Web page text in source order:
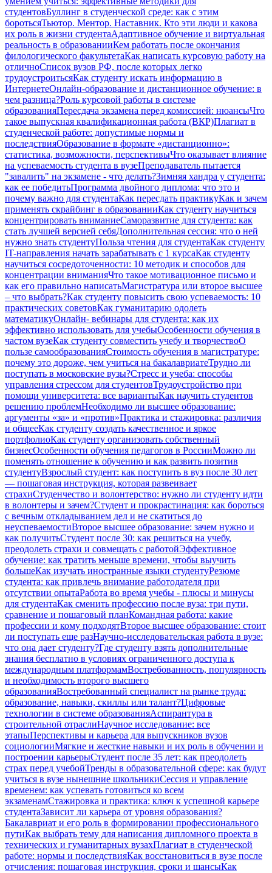
студентовБуллинг в студенческой среде: как с этим
боротьсяТьютор. Ментор. Наставник. Кто эти люди и какова
их роль в жизни студентаАдаптивное обучение и виртуальная
реальность в образованииКем работать после окончания
филологического факультетаКак написать курсовую работу на
отличноСписок вузов РФ, после которых легко
трудоустроитьсяКак студенту искать информацию в
ИнтернетеОнлайн-образование и дистанционное обучение: в
чем разница?Роль курсовой работы в системе
образованияПересдача экзамена перед комиссией: нюансыЧто
такое выпускная квалификационная работа (ВКР)Плагиат в
студенческой работе: допустимые нормы и
последствияОбразование в формате «дистанционно»:
статистика, возможности, перспективыЧто оказывает влияние
на успеваемость студента в вузеПреподаватель пытается
"завалить" на экзамене - что делать?Зимняя хандра у студента:
как ее победитьПрограмма двойного диплома: что это и
почему важно для студентаКак пересдать практикуКак и зачем
применять скрайбинг в образованииКак студенту научиться
концентрировать вниманиеСаморазвитие для студента: как
стать лучшей версией себяДополнительная сессия: что о ней
нужно знать студентуПольза чтения для студентаКак студенту
IT-направления начать зарабатывать с 1 курсаКак студенту
научиться сосредоточенности: 10 методик и способов для
концентрации вниманияЧто такое мотивационное письмо и
как его правильно написатьМагистратура или второе высшее
– что выбрать?Как студенту повысить свою успеваемость: 10
практических советовКак гуманитарию одолеть
математикуОнлайн- вебинары для студента: как их
эффективно использовать для учебыОсобенности обучения в
частом вузеКак студенту совместить учебу и творчествоО
пользе самообразованияСтоимость обучения в магистратуре:
почему это дороже, чем учиться на бакалавриатеТрудно ли
поступать в московские вузы?Стресс и учеба: способы
управления стрессом для студентовТрудоустройство при
помощи университета: все вариантыКак научить студентов
решению проблемНеобходимо ли высшее образование:
аргументы «за» и «против»Практика и стажировка: различия
и общееКак студенту создать качественное и яркое
портфолиоКак студенту организовать собственный
бизнесОсобенности обучения педагогов в РоссииМожно ли
поменять отношение к обучению и как развить позитив
студентуВзрослый студент: как поступить в вуз после 30 лет
— пошаговая инструкция, которая развеивает
страхиСтуденчество и волонтерство: нужно ли cтуденту идти
в волонтеры и зачем?Студент и прокрастинация: как бороться
с вечным откладыванием дел и не скатиться до
неуспеваемостиВторое высшее образование: зачем нужно и
как получитьСтудент после 30: как решиться на учебу,
преодолеть страхи и совмещать с работойЭффективное
обучение: как тратить меньше времени, чтобы выучить
большеКак изучать иностранные языки студентуРезюме
студента: как привлечь внимание работодателя при
отсутствии опытаРабота во время учебы - плюсы и минусы
для студентаКак сменить профессию после вуза: три пути,
сравнение и пошаговый планКомандная работа: какие
профессии и кому подходятВторое высшее образование: стоит
ли поступать еще разНаучно-исследовательская работа в вузе:
что она дает студенту?Где студенту взять дополнительные
знания бесплатно в условиях ограниченного доступа к
международным платформамВостребованность, популярность
и необходимость второго высшего
образованияВостребованный специалист на рынке труда:
образование, навыки, скиллы или талант?Цифровые
технологии в системе образованияАспирантура в
строительной отраслиНаучное исследование: все
этапыПерспективы и карьера для выпускников вузов
социологииМягкие и жесткие навыки и их роль в обучении и
построении карьерыСтудент после 35 лет: как преодолеть
страх перед учебойТренды в образовательной сфере: как будут
учиться в вузе нынешние школьникиСессия и управление
временем: как успевать готовиться ко всем
экзаменамСтажировка и практика: ключ к успешной карьере
студентаЗависит ли карьера от уровня образования?
Бакалавриат и его роль в формировании профессионального
путиКак выбрать тему для написания дипломного проекта в
технических и гуманитарных вузахПлагиат в студенческой
работе: нормы и последствияКак восстановиться в вузе после
отчисления: пошаговая инструкция, сроки и шансыКак